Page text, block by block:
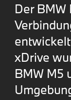
Der BMW
xDrive
BMW M5